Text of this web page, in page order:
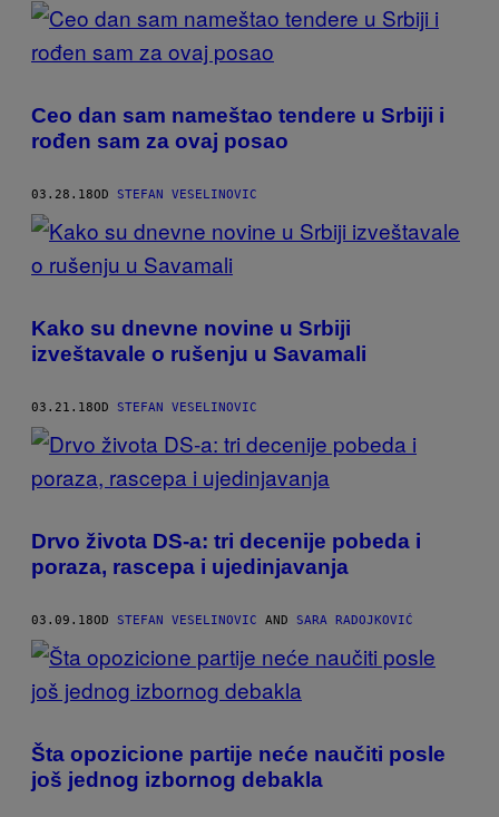
POSTS
BY
THIS
AUTHOR
Ceo dan sam nameštao tendere u Srbiji i
rođen sam za ovaj posao
03.28.18OD STEFAN VESELINOVIC
Kako su dnevne novine u Srbiji
izveštavale o rušenju u Savamali
03.21.18OD STEFAN VESELINOVIC
Drvo života DS-a: tri decenije pobeda i
poraza, rascepa i ujedinjavanja
03.09.18OD STEFAN VESELINOVIC AND SARA RADOJKOVIĆ
Šta opozicione partije neće naučiti posle
još jednog izbornog debakla